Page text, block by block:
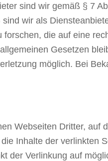
sind wir gemäß § 7
wir als
die auf eine
Gesetzen
möglich. Bei
Webseiten Dritter,
Inhalte der verlinkten
der Verlinkung auf